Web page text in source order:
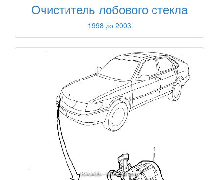
Очиститель лобового стекла
1998 до 2003